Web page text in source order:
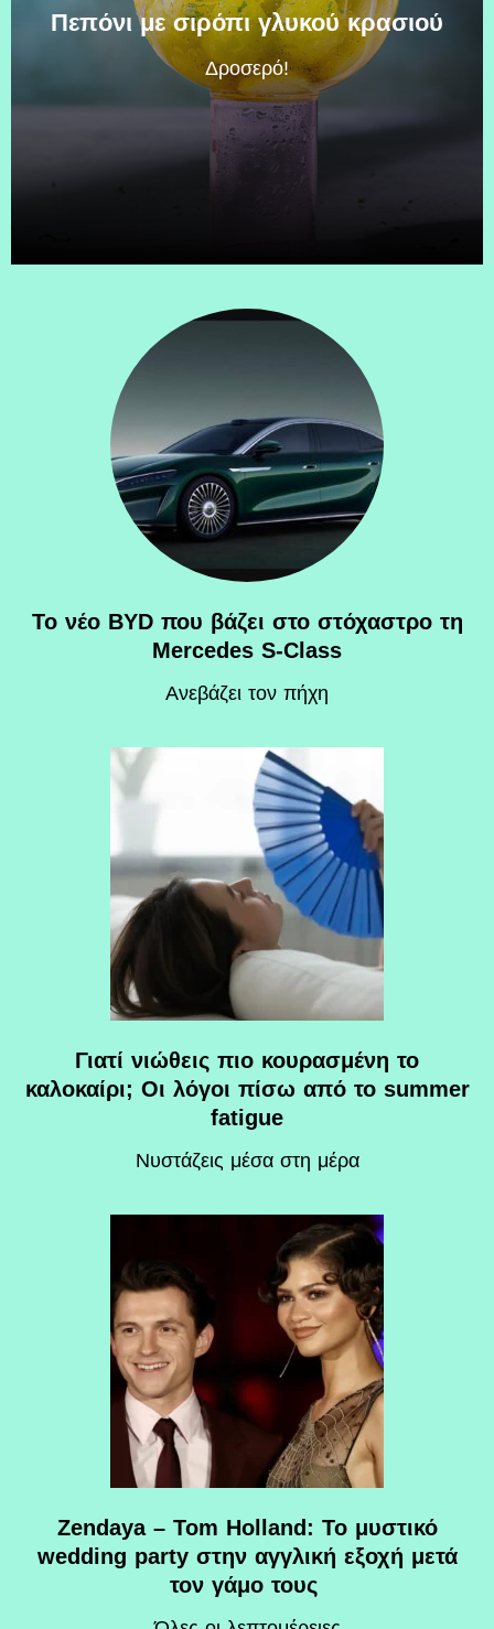
Πεπόνι με σιρόπι γλυκού κρασιού
Δροσερό!
Το νέο BYD που βάζει στο στόχαστρο τη
Mercedes S-Class
Ανεβάζει τον πήχη
Γιατί νιώθεις πιο κουρασμένη το
καλοκαίρι; Οι λόγοι πίσω από το summer
fatigue
Nυστάζεις μέσα στη μέρα
Zendaya – Tom Holland: Το μυστικό
wedding party στην αγγλική εξοχή μετά
τον γάμο τους